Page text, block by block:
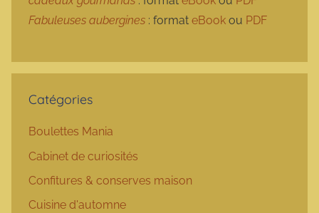
Fabuleuses aubergines : format eBook ou PDF
Catégories
Boulettes Mania
Cabinet de curiosités
Confitures & conserves maison
Cuisine d'automne